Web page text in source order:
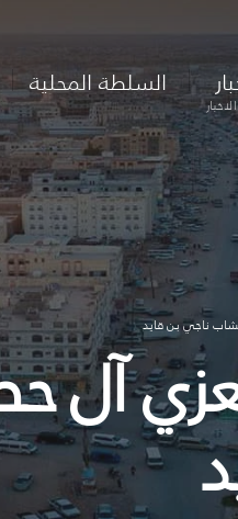
السلطة المحلية
ناجي بن قايد
آل